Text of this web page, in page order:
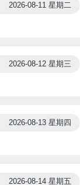
2026-08-11 星期二
2026-08-12 星期三
2026-08-13 星期四
2026-08-14 星期五